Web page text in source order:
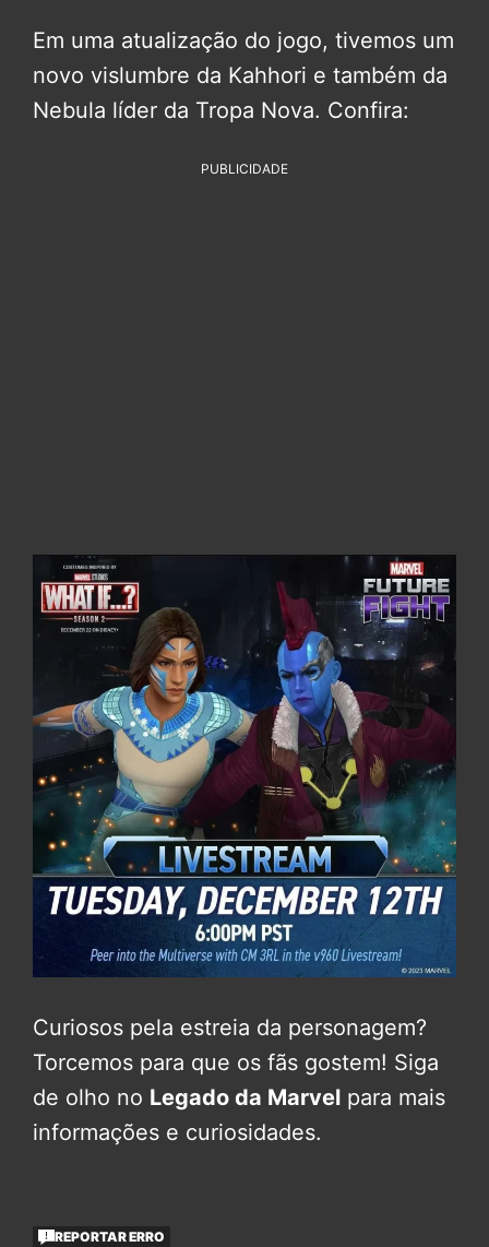
Em uma atualização do jogo, tivemos um
novo vislumbre da Kahhori e também da
Nebula líder da Tropa Nova. Confira:
PUBLICIDADE
Curiosos pela estreia da personagem?
Torcemos para que os fãs gostem! Siga
de olho no Legado da Marvel para mais
informações e curiosidades.
REPORTAR ERRO